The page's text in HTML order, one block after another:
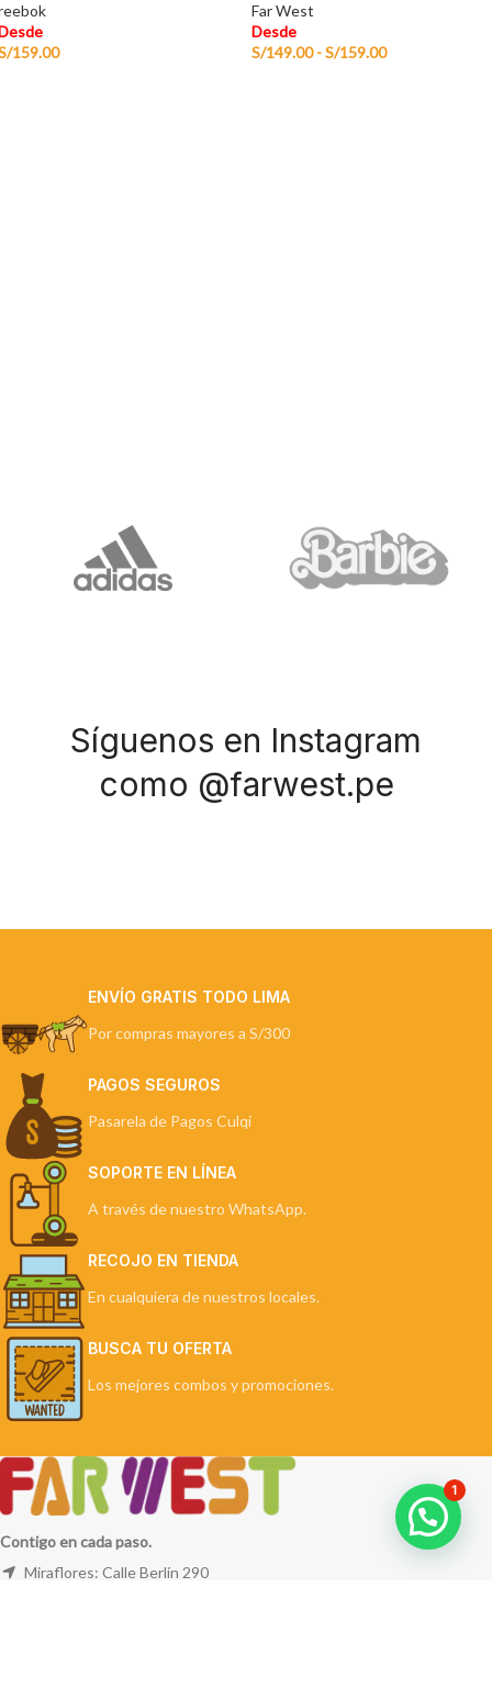
159.00
Far West
Desde
S/149.00 -S/159.00
Síguenos en Instagram
como @farwest.pe
ENVÍO GRATIS TODO LIMA
Por compras mayores a S/300
PAGOS SEGUROS
Pasarela de Pagos Culqi
SOPORTE EN LÍNEA
A través de nuestro WhatsApp.
RECOJO EN TIENDA
En cualquiera de nuestros locales.
BUSCA TU OFERTA
Los mejores combos y promociones.
Contigo en cada paso.
Miraflores: Calle Berlín 290
1